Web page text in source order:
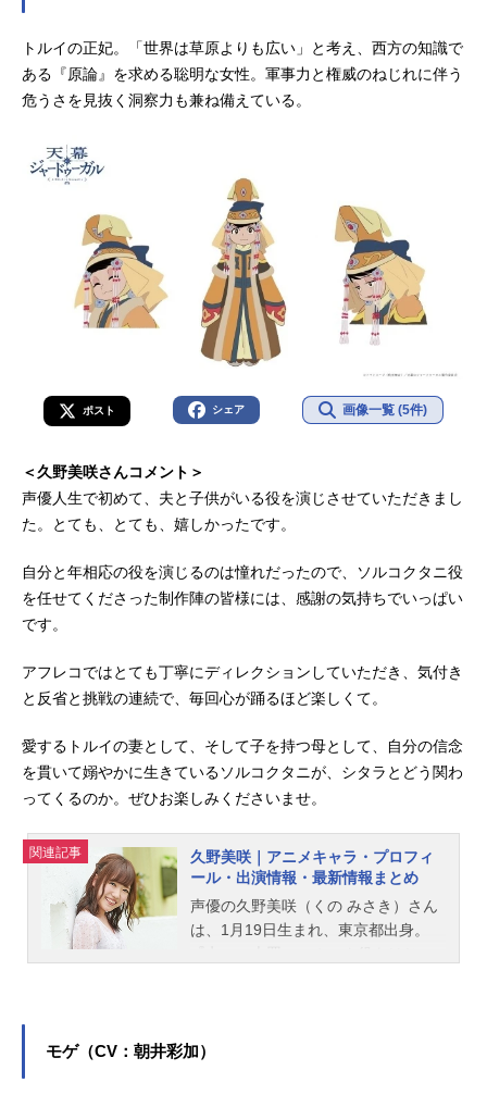
トルイの正妃。「世界は草原よりも広い」と考え、西方の知識で
ある『原論』を求める聡明な女性。軍事力と権威のねじれに伴う
危うさを見抜く洞察力も兼ね備えている。
ポスト シェア 画像一覧 (5件)
＜久野美咲さんコメント＞
声優人生で初めて、夫と子供がいる役を演じさせていただきまし
た。とても、とても、嬉しかったです。
自分と年相応の役を演じるのは憧れだったので、ソルコクタニ役
を任せてくださった制作陣の皆様には、感謝の気持ちでいっぱい
です。
アフレコではとても丁寧にディレクションしていただき、気付き
と反省と挑戦の連続で、毎回心が踊るほど楽しくて。
愛するトルイの妻として、そして子を持つ母として、自分の信念
を貫いて嫋やかに生きているソルコクタニが、シタラとどう関わ
ってくるのか。ぜひお楽しみくださいませ。
関連記事
久野美咲｜アニメキャラ・プロフィ
ール・出演情報・最新情報まとめ
声優の久野美咲（くの みさき）さん
は、1月19日生まれ、東京都出身。
こちらでは、久野美咲さんのオスス
モゲ（CV：朝井彩加）